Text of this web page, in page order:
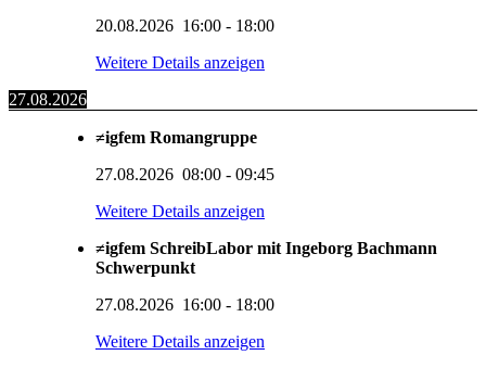
20.08.2026 16:00 - 18:00
Weitere Details anzeigen
27.08.2026
≠igfem Romangruppe
27.08.2026 08:00 - 09:45
Weitere Details anzeigen
≠igfem SchreibLabor mit Ingeborg Bachmann
Schwerpunkt
27.08.2026 16:00 - 18:00
Weitere Details anzeigen